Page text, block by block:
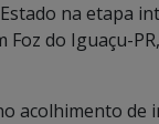
na etapa
do Iguaçu-
acolhimento de